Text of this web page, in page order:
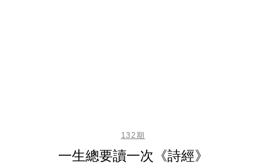
132期
一生總要讀一次《詩經》